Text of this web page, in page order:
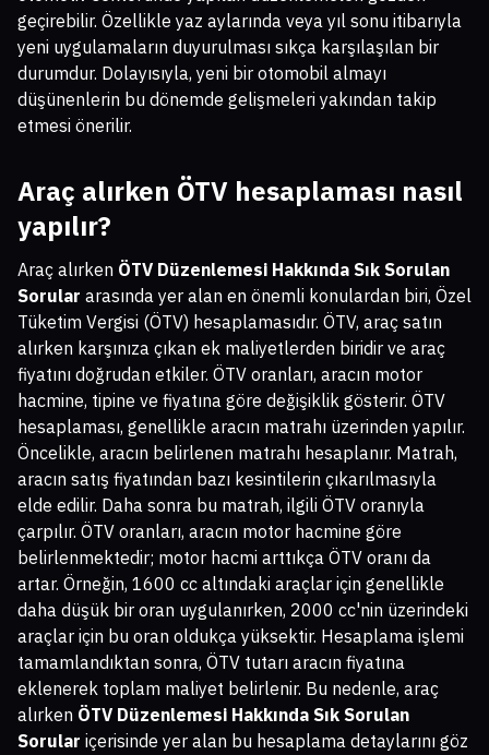
geçirebilir. Özellikle yaz aylarında veya yıl sonu itibarıyla
yeni uygulamaların duyurulması sıkça karşılaşılan bir
durumdur. Dolayısıyla, yeni bir otomobil almayı
düşünenlerin bu dönemde gelişmeleri yakından takip
etmesi önerilir.
Araç alırken ÖTV hesaplaması nasıl
yapılır?
Araç alırken ÖTV Düzenlemesi Hakkında Sık Sorulan
Sorular arasında yer alan en önemli konulardan biri, Özel
Tüketim Vergisi (ÖTV) hesaplamasıdır. ÖTV, araç satın
alırken karşınıza çıkan ek maliyetlerden biridir ve araç
fiyatını doğrudan etkiler. ÖTV oranları, aracın motor
hacmine, tipine ve fiyatına göre değişiklik gösterir. ÖTV
hesaplaması, genellikle aracın matrahı üzerinden yapılır.
Öncelikle, aracın belirlenen matrahı hesaplanır. Matrah,
aracın satış fiyatından bazı kesintilerin çıkarılmasıyla
elde edilir. Daha sonra bu matrah, ilgili ÖTV oranıyla
çarpılır. ÖTV oranları, aracın motor hacmine göre
belirlenmektedir; motor hacmi arttıkça ÖTV oranı da
artar. Örneğin, 1600 cc altındaki araçlar için genellikle
daha düşük bir oran uygulanırken, 2000 cc'nin üzerindeki
araçlar için bu oran oldukça yüksektir. Hesaplama işlemi
tamamlandıktan sonra, ÖTV tutarı aracın fiyatına
eklenerek toplam maliyet belirlenir. Bu nedenle, araç
alırken ÖTV Düzenlemesi Hakkında Sık Sorulan
Sorular içerisinde yer alan bu hesaplama detaylarını göz